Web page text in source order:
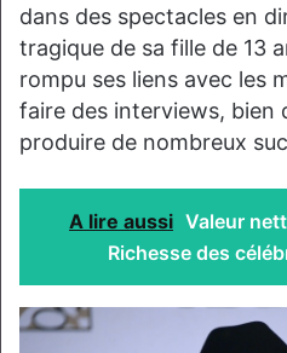
dans des spectacles en
tragique de sa fille de 13
rompu ses liens avec les
faire des interviews, bien
produire de nombreux
A lire aussi Valeur
Richesse des